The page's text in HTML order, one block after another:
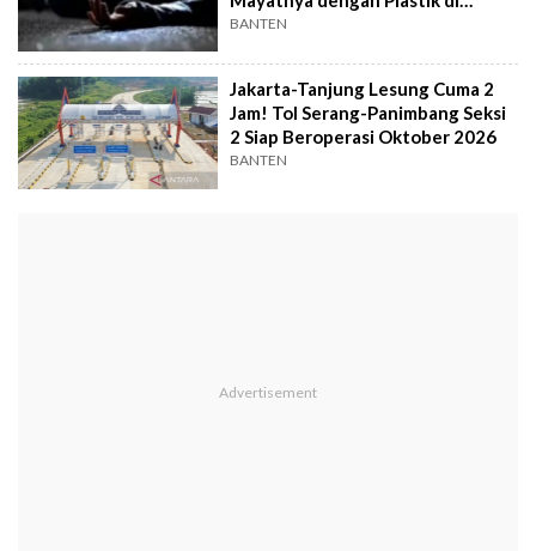
Cikupa
BANTEN
Jakarta-Tanjung Lesung Cuma 2
Jam! Tol Serang-Panimbang Seksi
2 Siap Beroperasi Oktober 2026
BANTEN